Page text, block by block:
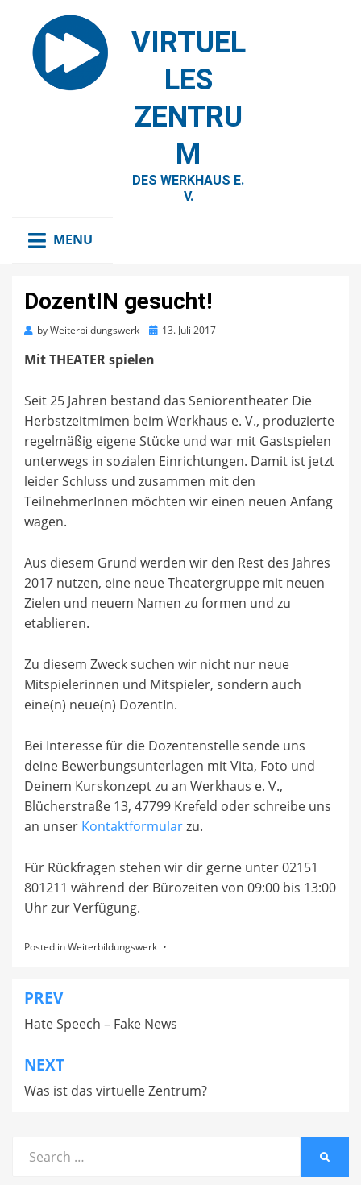
VIRTUEL
LES
ZENTRU
M
DES WERKHAUS E.
V.
MENU
DozentIN gesucht!
byWeiterbildungswerk
Posted13. Juli 2017
Mit THEATER spielen
Seit 25 Jahren bestand das Seniorentheater Die
Herbstzeitmimen beim Werkhaus e. V., produzierte
regelmäßig eigene Stücke und war mit Gastspielen
unterwegs in sozialen Einrichtungen. Damit ist jetzt
leider Schluss und zusammen mit den
TeilnehmerInnen möchten wir einen neuen Anfang
wagen.
Aus diesem Grund werden wir den Rest des Jahres
2017 nutzen, eine neue Theatergruppe mit neuen
Zielen und neuem Namen zu formen und zu
etablieren.
Zu diesem Zweck suchen wir nicht nur neue
Mitspielerinnen und Mitspieler, sondern auch
eine(n) neue(n) DozentIn.
Bei Interesse für die Dozentenstelle sende uns
deine Bewerbungsunterlagen mit Vita, Foto und
Deinem Kurskonzept zu an Werkhaus e. V.,
Blücherstraße 13, 47799 Krefeld oder schreibe uns
an unser Kontaktformularzu.
Für Rückfragen stehen wir dir gerne unter 02151
801211 während der Bürozeiten von 09:00 bis 13:00
Uhr zur Verfügung.
Posted inWeiterbildungswerk
Beitragsnavigation
PREV
Hate Speech – Fake News
NEXT
Was ist das virtuelle Zentrum?
for: